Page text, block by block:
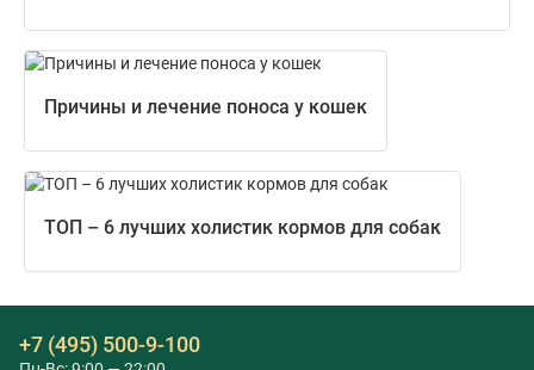
Причины и лечение поноса у кошек
ТОП – 6 лучших холистик кормов для собак
+7 (495) 500-9-100